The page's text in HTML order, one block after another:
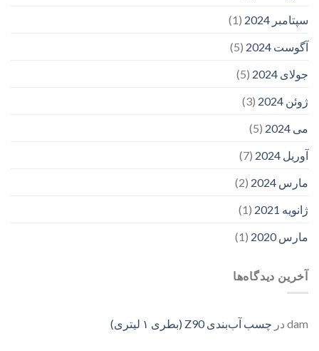
سپتامبر 2024
(1)
آگوست 2024
(5)
جولای 2024
(5)
ژوئن 2024
(3)
می 2024
(5)
آوریل 2024
(7)
مارس 2024
(2)
ژانویه 2021
(1)
مارس 2020
(1)
آخرین دیدگاه‌ها
dam در چسب آب‌بندی Z90 (بطری ۱ لیتری)